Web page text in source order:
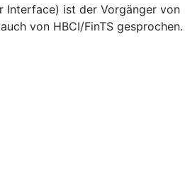
Interface) ist der Vorgänger von
von HBCI/FinTS gesprochen.